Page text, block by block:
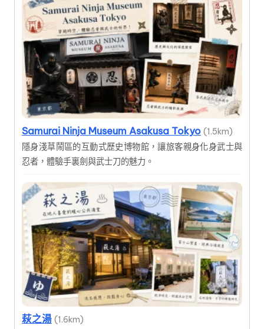
Samurai Ninja Museum Asakusa Tokyo (1.5km)
隱身淺草鬧區的互動式歷史博物館，讓旅客親身化身武士與
忍者，體驗手裏劍與武士刀的魅力。
萩之湯 (1.6km)